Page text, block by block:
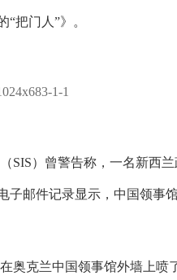
把门人”》。
SIS）曾警告称，一名新西
子邮件记录显示，中国领事
奥克兰中国领事馆外墙上